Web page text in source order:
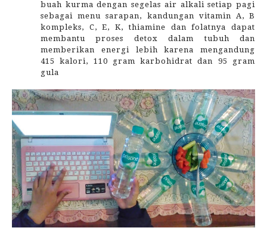
buah kurma dengan segelas air alkali setiap pagi
sebagai menu sarapan, kandungan vitamin A, B
kompleks, C, E, K, thiamine dan folatnya dapat
membantu proses detox dalam tubuh dan
memberikan energi lebih karena mengandung
415 kalori, 110 gram karbohidrat dan 95 gram
gula